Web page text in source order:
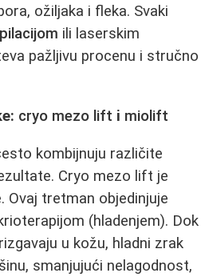
ožiljaka i fleka. Svaki
ili laserskim
pažljivu procenu i stručno
cryo mezo lift i miolift
kombijnuju različite
Cryo mezo lift je
Ovaj tretman objedinjuje
(hladenjem). Dok
u kožu, hladni zrak
smanjujući nelagodnost,